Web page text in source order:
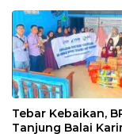
Tebar Kebaikan,
Tanjung Balai